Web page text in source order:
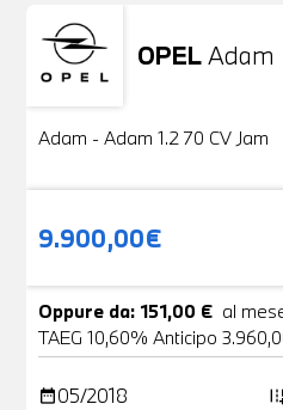
OPELAdam
Usato
Adam - Adam 1.2 70 CV Jam
9.900,00€
Oppure da: 151,00 € al
TAEG 10,60% Anticipo
date_range05/2018